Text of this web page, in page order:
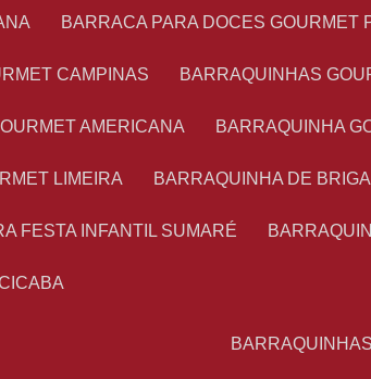
BARRACA PARA DOCES GOURMET
CAMPINAS BARRAQUINHAS
AMERICANA BARRAQUINHA
LIMEIRA BARRAQUINHA DE
FESTA INFANTIL SUMARÉ